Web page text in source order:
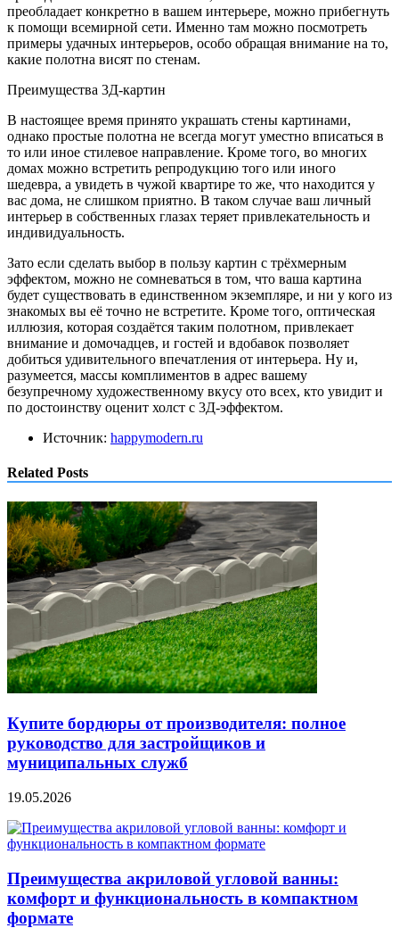
преобладает конкретно в вашем интерьере, можно прибегнуть
к помощи всемирной сети. Именно там можно посмотреть
примеры удачных интерьеров, особо обращая внимание на то,
какие полотна висят по стенам.
Преимущества 3Д-картин
В настоящее время принято украшать стены картинами,
однако простые полотна не всегда могут уместно вписаться в
то или иное стилевое направление. Кроме того, во многих
домах можно встретить репродукцию того или иного
шедевра, а увидеть в чужой квартире то же, что находится у
вас дома, не слишком приятно. В таком случае ваш личный
интерьер в собственных глазах теряет привлекательность и
индивидуальность.
Зато если сделать выбор в пользу картин с трёхмерным
эффектом, можно не сомневаться в том, что ваша картина
будет существовать в единственном экземпляре, и ни у кого из
знакомых вы её точно не встретите. Кроме того, оптическая
иллюзия, которая создаётся таким полотном, привлекает
внимание и домочадцев, и гостей и вдобавок позволяет
добиться удивительного впечатления от интерьера. Ну и,
разумеется, массы комплиментов в адрес вашему
безупречному художественному вкусу ото всех, кто увидит и
по достоинству оценит холст с 3Д-эффектом.
Источник: happymodern.ru
Related Posts
Купите бордюры от производителя: полное
руководство для застройщиков и
муниципальных служб
19.05.2026
Преимущества акриловой угловой ванны:
комфорт и функциональность в компактном
формате